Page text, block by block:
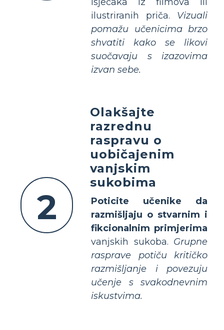
ilustriranih priča. Vizuali
pomažu učenicima brzo
shvatiti kako se likovi
suočavaju s izazovima
izvan sebe.
2
Olakšajte
razrednu
raspravu o
uobičajenim
vanjskim
sukobima
Poticite učenike da
razmišljaju o stvarnim i
fikcionalnim primjerima
vanjskih sukoba. Grupne
rasprave potiču kritičko
razmišljanje i povezuju
učenje s svakodnevnim
iskustvima.